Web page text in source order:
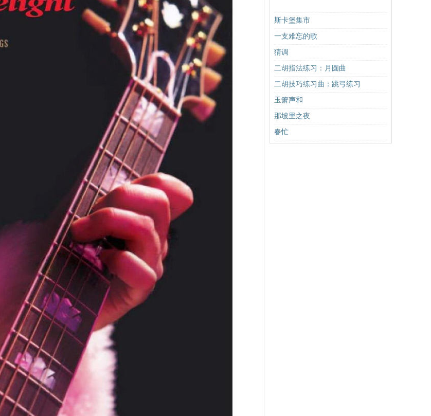
斯卡堡集市
一支难忘的歌
猜调
二胡指法练习：月圆曲
二胡技巧练习曲：跳弓练习
玉箫声和
那坡里之夜
春忙